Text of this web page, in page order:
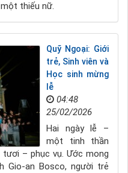
thiếu nữ.
Quỹ Ngoại: Giới
trẻ, Sinh viên và
Học sinh mừng
lễ
04:48
25/02/2026
Hai ngày lễ –
một tinh thần
– phục vụ. Ước mong
Gio-an Bosco, người trẻ